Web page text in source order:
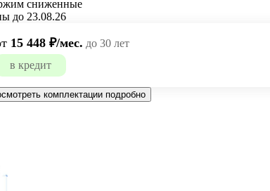
сниженные
до 23.08.26
15 448 ₽/мес. до 30 лет
в кредит
комплектации подробно